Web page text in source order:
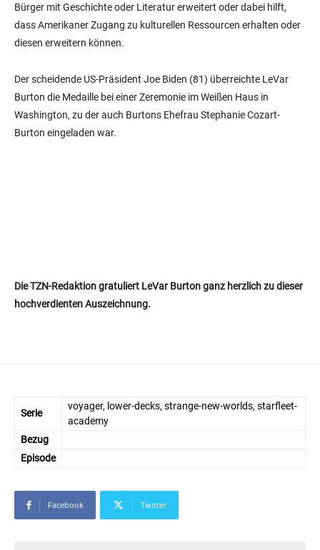
Bürger mit Geschichte oder Literatur erweitert oder dabei hilft,
dass Amerikaner Zugang zu kulturellen Ressourcen erhalten oder
diesen erweitern können.
Der scheidende US-Präsident Joe Biden (81) überreichte LeVar
Burton die Medaille bei einer Zeremonie im Weißen Haus in
Washington, zu der auch Burtons Ehefrau Stephanie Cozart-
Burton eingeladen war.
Die TZN-Redaktion gratuliert LeVar Burton ganz herzlich zu dieser
hochverdienten Auszeichnung.
Serie
voyager, lower-decks, strange-new-worlds, starfleet-
academy
Bezug
Episode
Facebook Twitter